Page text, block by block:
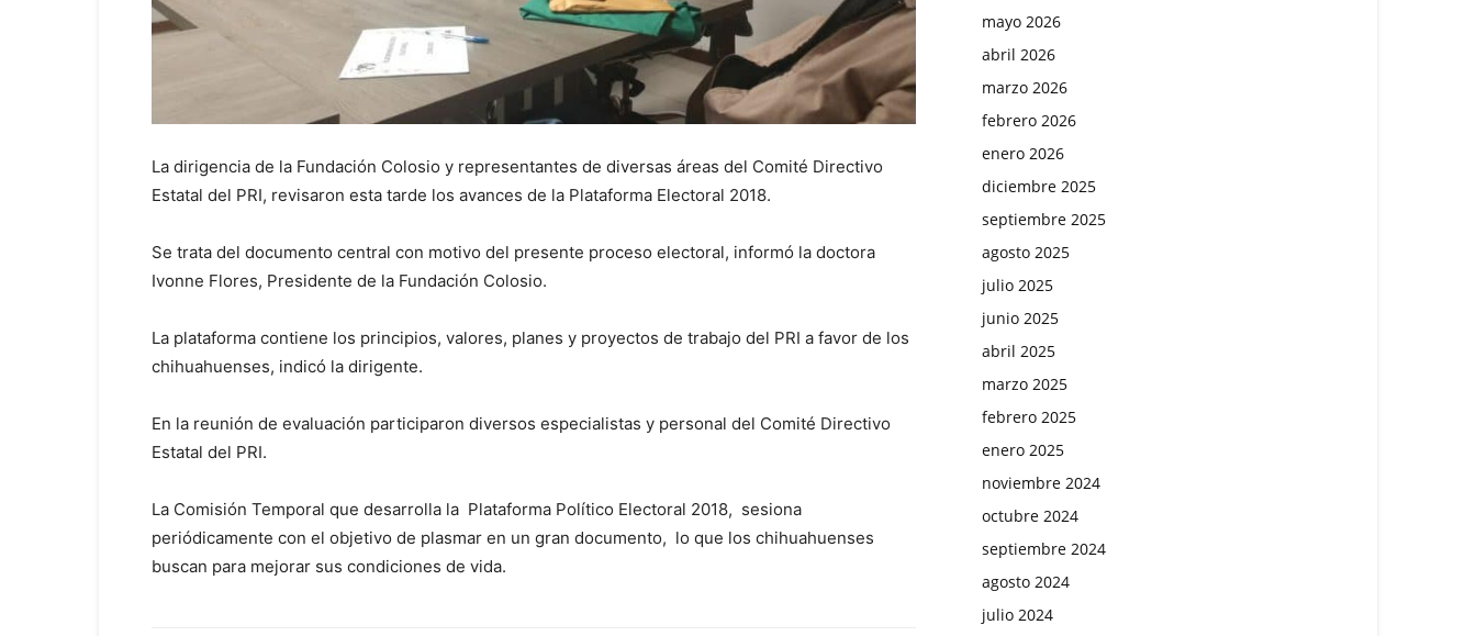
La dirigencia de la Fundación Colosio y representantes de diversas áreas del Comité Directivo
Estatal del PRI, revisaron esta tarde los avances de la Plataforma Electoral 2018.
Se trata del documento central con motivo del presente proceso electoral, informó la doctora
Ivonne Flores, Presidente de la Fundación Colosio.
La plataforma contiene los principios, valores, planes y proyectos de trabajo del PRI a favor de los
chihuahuenses, indicó la dirigente.
En la reunión de evaluación participaron diversos especialistas y personal del Comité Directivo
Estatal del PRI.
La Comisión Temporal que desarrolla la Plataforma Político Electoral 2018, sesiona
periódicamente con el objetivo de plasmar en un gran documento, lo que los chihuahuenses
buscan para mejorar sus condiciones de vida.
mayo 2026
abril 2026
marzo 2026
febrero 2026
enero 2026
diciembre 2025
septiembre 2025
agosto 2025
julio 2025
junio 2025
abril 2025
marzo 2025
febrero 2025
enero 2025
noviembre 2024
octubre 2024
septiembre 2024
agosto 2024
julio 2024